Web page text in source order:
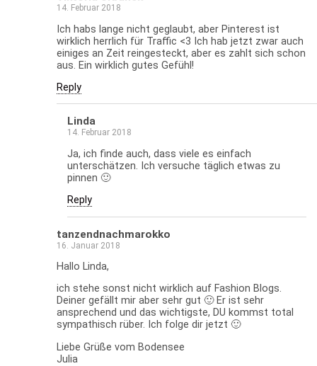
14. Februar 2018
Ich habs lange nicht geglaubt, aber Pinterest ist
wirklich herrlich für Traffic <3 Ich hab jetzt zwar auch
einiges an Zeit reingesteckt, aber es zahlt sich schon
aus. Ein wirklich gutes Gefühl!
Reply
Linda
14. Februar 2018
Ja, ich finde auch, dass viele es einfach
unterschätzen. Ich versuche täglich etwas zu
pinnen 🙂
Reply
tanzendnachmarokko
16. Januar 2018
Hallo Linda,
ich stehe sonst nicht wirklich auf Fashion Blogs.
Deiner gefällt mir aber sehr gut 🙂 Er ist sehr
ansprechend und das wichtigste, DU kommst total
sympathisch rüber. Ich folge dir jetzt 🙂
Liebe Grüße vom Bodensee
Julia